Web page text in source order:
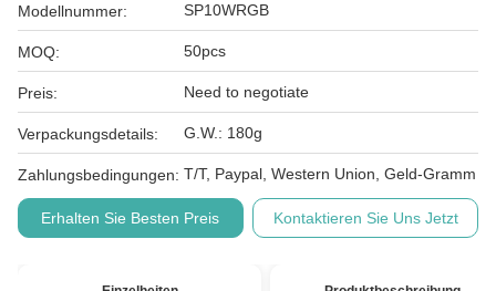
Modellnummer: SP10WRGB
MOQ: 50pcs
Preis: Need to negotiate
Verpackungsdetails: G.W.: 180g
Zahlungsbedingungen: T/T, Paypal, Western Union, Geld-Gramm
Erhalten Sie Besten Preis Kontaktieren Sie Uns Jetzt